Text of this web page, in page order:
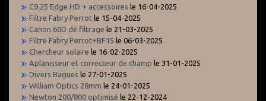
C9.25 Edge HD + accessoires le 16-04-2025
Filtre Fabry Perrot le 15-04-2025
Canon 60D dé filtrage le 21-03-2025
Filtre Fabry Perrot+BF15 le 06-03-2025
Chercheur solaire le 16-02-2025
Aplanisseur et correcteur de champ le 31-01-2025
Divers Bagues le 27-01-2025
William Optics 28mm le 24-01-2025
Newton 200/800 optimisé le 22-12-2024